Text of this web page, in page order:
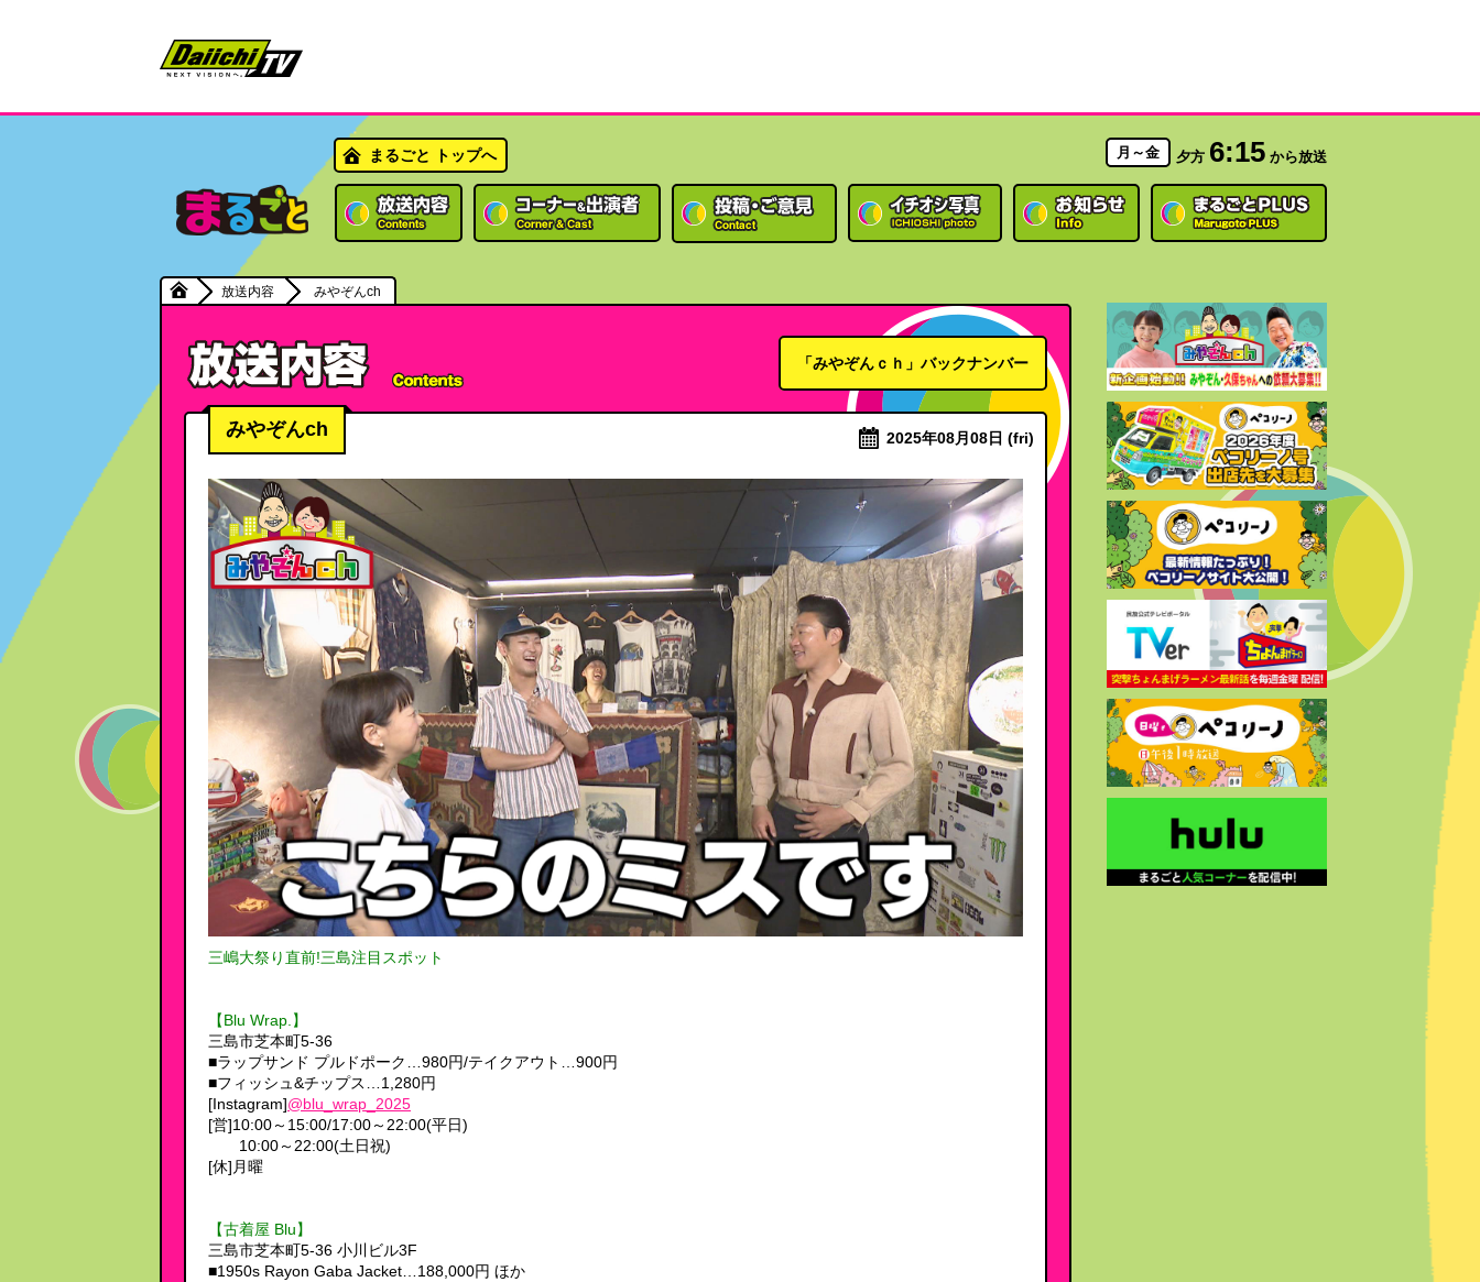
まるごと トップへ 月～金 夕方 6:15 から放送
放送内容 みやぞんch
「みやぞんｃｈ」バックナンバー
みやぞんch 2025年08月08日 (fri)
三嶋大祭り直前!三島注目スポット
【Blu Wrap.】
三島市芝本町5-36
■ラップサンド プルドポーク…980円/テイクアウト…900円
■フィッシュ&チップス…1,280円
[Instagram]@blu_wrap_2025
[営]10:00～15:00/17:00～22:00(平日)
10:00～22:00(土日祝)
[休]月曜
【古着屋 Blu】
三島市芝本町5-36 小川ビル3F
■1950s Rayon Gaba Jacket…188,000円 ほか